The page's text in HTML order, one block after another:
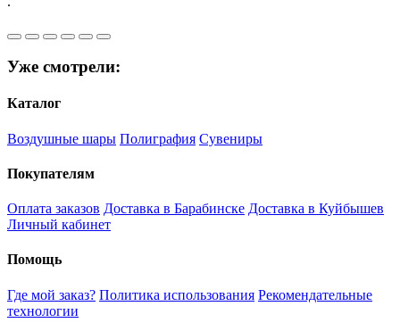
Уже смотрели:
Каталог
Воздушные шары Полиграфия Сувениры
Покупателям
Оплата заказов Доставка в Барабинске Доставка в Куйбышев
Личный кабинет
Помощь
Где мой заказ? Политика использования Рекомендательные
технологии